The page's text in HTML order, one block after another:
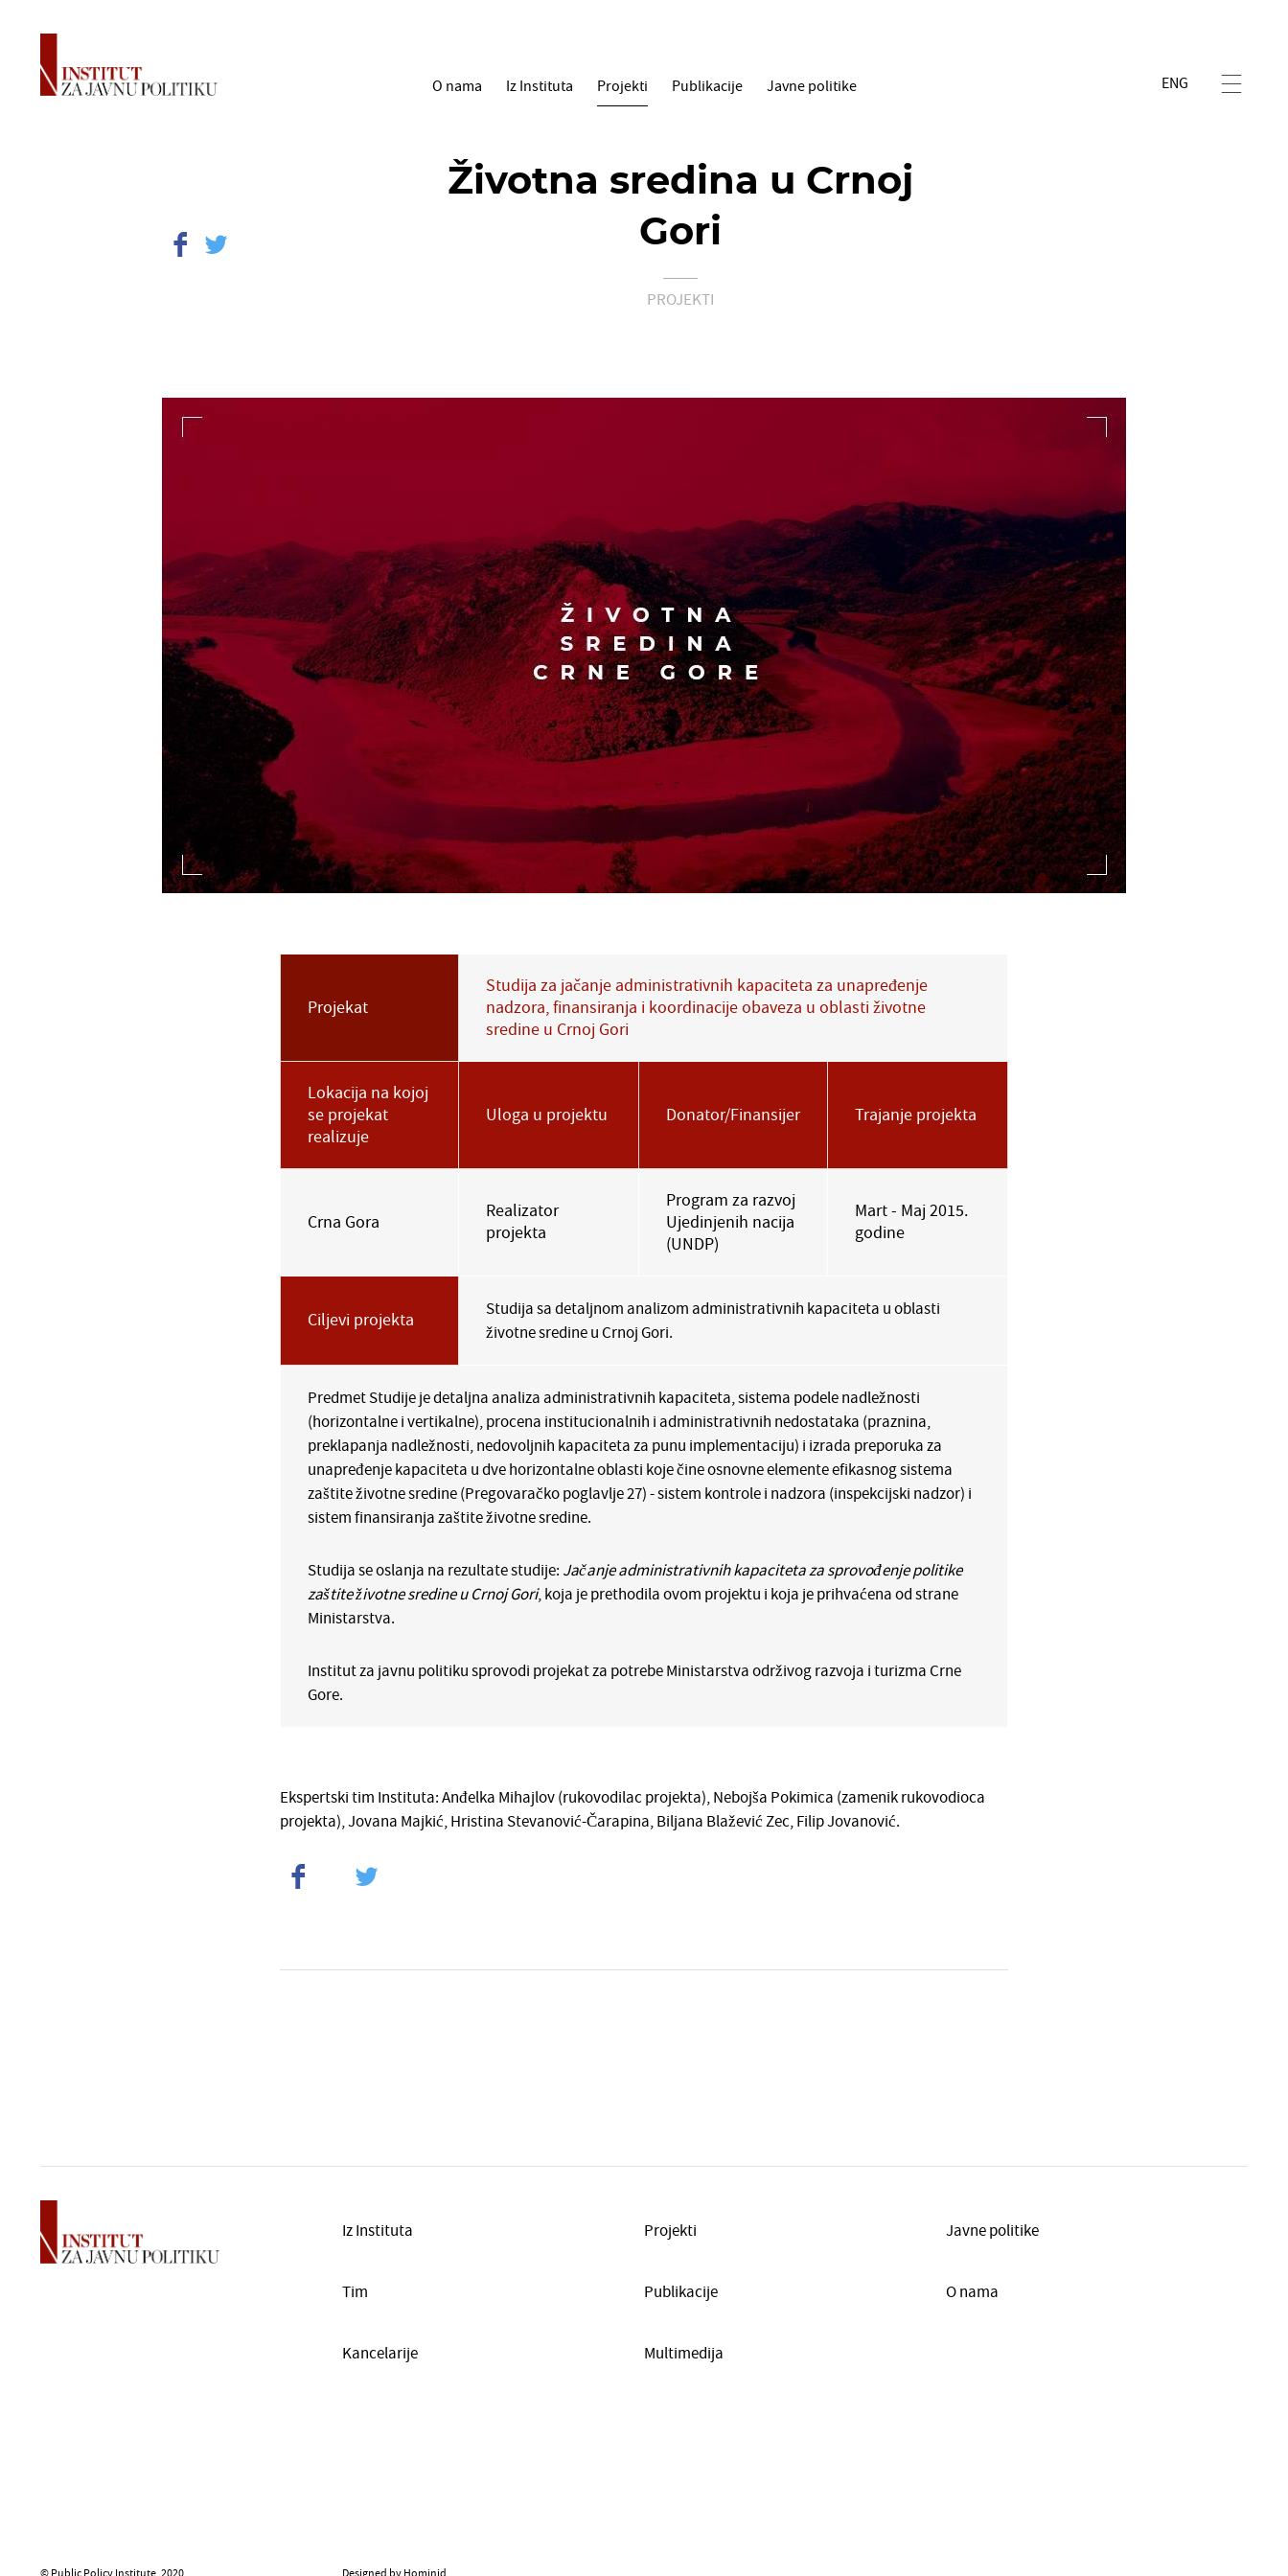
O nama Iz Instituta Projekti Publikacije Javne politike ENG
Životna sredina u Crnoj
Gori
PROJEKTI
Projekat
Studija za jačanje administrativnih kapaciteta za unapređenje
nadzora, finansiranja i koordinacije obaveza u oblasti životne
sredine u Crnoj Gori
Lokacija na kojoj
se projekat
realizuje
Uloga u projektu Donator/Finansijer Trajanje projekta
Crna Gora
Realizator
projekta
Program za razvoj
Ujedinjenih nacija
(UNDP)
Mart - Maj 2015.
godine
Ciljevi projekta
Studija sa detaljnom analizom administrativnih kapaciteta u oblasti
životne sredine u Crnoj Gori.
Predmet Studije je detaljna analiza administrativnih kapaciteta, sistema podele nadležnosti
(horizontalne i vertikalne), procena institucionalnih i administrativnih nedostataka (praznina,
preklapanja nadležnosti, nedovoljnih kapaciteta za punu implementaciju) i izrada preporuka za
unapređenje kapaciteta u dve horizontalne oblasti koje čine osnovne elemente efikasnog sistema
zaštite životne sredine (Pregovaračko poglavlje 27) - sistem kontrole i nadzora (inspekcijski nadzor) i
sistem finansiranja zaštite životne sredine.
Studija se oslanja na rezultate studije: Jačanje administrativnih kapaciteta za sprovođenje politike
zaštite životne sredine u Crnoj Gori, koja je prethodila ovom projektu i koja je prihvaćena od strane
Ministarstva.
Institut za javnu politiku sprovodi projekat za potrebe Ministarstva održivog razvoja i turizma Crne
Gore.
Ekspertski tim Instituta: Anđelka Mihajlov (rukovodilac projekta), Nebojša Pokimica (zamenik rukovodioca
projekta), Jovana Majkić, Hristina Stevanović-Čarapina, Biljana Blažević Zec, Filip Jovanović.
Iz Instituta
Tim
Kancelarije
Projekti
Publikacije
Multimedija
Javne politike
O nama
© Public Policy Institute. 2020. Designed by Hominid.